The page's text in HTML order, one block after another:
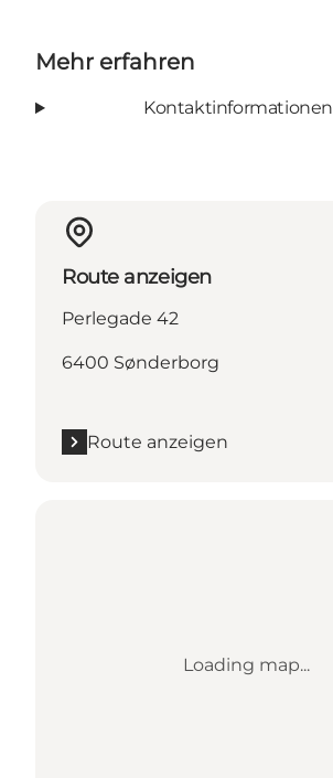
Mehr erfahren
Kontaktinformationen
Route anzeigen
Perlegade 42
6400 Sønderborg
Route anzeigen
Loading map...